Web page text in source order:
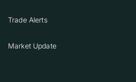
Trade Alerts
Market Update